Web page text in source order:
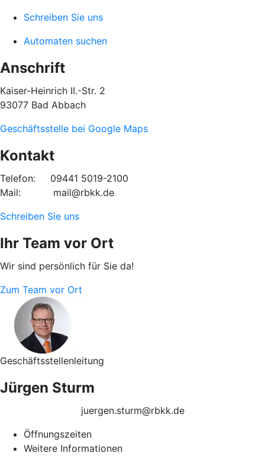
Schreiben Sie uns
Automaten suchen
Anschrift
Kaiser-Heinrich II.-Str. 2
93077 Bad Abbach
Geschäftsstelle bei Google Maps
Kontakt
Telefon: 09441 5019-2100
Mail: mail@rbkk.de
Schreiben Sie uns
Ihr Team vor Ort
Wir sind persönlich für Sie da!
Zum Team vor Ort
Geschäftsstellenleitung
Jürgen Sturm
juergen.sturm@rbkk.de
Öffnungszeiten
Weitere Informationen